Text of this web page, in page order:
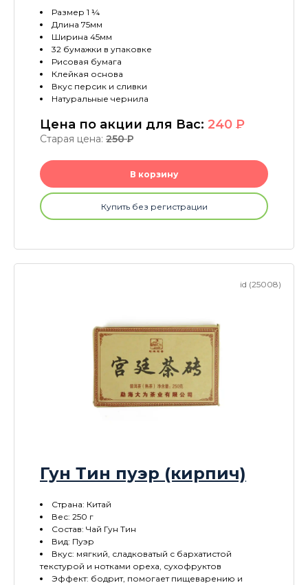
Размер 1 ¼
Длина 75мм
Ширина 45мм
32 бумажки в упаковке
Рисовая бумага
Клейкая основа
Вкус персик и сливки
Натуральные чернила
Цена по акции для Вас: 240 P
Старая цена: 250P
В корзину
Купить без регистрации
id (25008)
Гун Тин пуэр (кирпич)
Страна: Китай
Вес: 250 г
Состав: Чай Гун Тин
Вид: Пуэр
Вкус: мягкий, сладковатый с бархатистой
текстурой и нотками ореха, сухофруктов
Эффект: бодрит, помогает пищеварению и